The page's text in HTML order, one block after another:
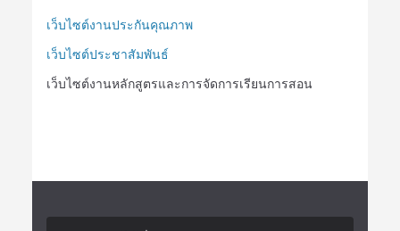
เว็บไซต์งานประกันคุณภาพ
เว็บไซต์ประชาสัมพันธ์
เว็บไซต์งานหลักสูตรและการจัดการเรียนการสอน